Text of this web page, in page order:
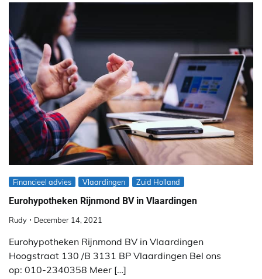
Financieel advies Vlaardingen Zuid Holland
Eurohypotheken Rijnmond BV in Vlaardingen
Rudy December 14, 2021
Eurohypotheken Rijnmond BV in Vlaardingen
Hoogstraat 130 /B 3131 BP Vlaardingen Bel ons
op: 010-2340358 Meer […]